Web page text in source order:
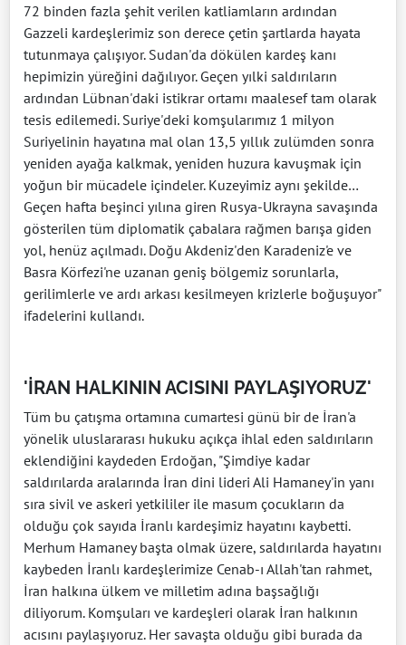
72 binden fazla şehit verilen katliamların ardından
Gazzeli kardeşlerimiz son derece çetin şartlarda hayata
tutunmaya çalışıyor. Sudan'da dökülen kardeş kanı
hepimizin yüreğini dağılıyor. Geçen yılki saldırıların
ardından Lübnan'daki istikrar ortamı maalesef tam olarak
tesis edilemedi. Suriye'deki komşularımız 1 milyon
Suriyelinin hayatına mal olan 13,5 yıllık zulümden sonra
yeniden ayağa kalkmak, yeniden huzura kavuşmak için
yoğun bir mücadele içindeler. Kuzeyimiz aynı şekilde…
Geçen hafta beşinci yılına giren Rusya-Ukrayna savaşında
gösterilen tüm diplomatik çabalara rağmen barışa giden
yol, henüz açılmadı. Doğu Akdeniz'den Karadeniz'e ve
Basra Körfezi'ne uzanan geniş bölgemiz sorunlarla,
gerilimlerle ve ardı arkası kesilmeyen krizlerle boğuşuyor"
ifadelerini kullandı.
'İRAN HALKININ ACISINI PAYLAŞIYORUZ'
Tüm bu çatışma ortamına cumartesi günü bir de İran'a
yönelik uluslararası hukuku açıkça ihlal eden saldırıların
eklendiğini kaydeden Erdoğan, "Şimdiye kadar
saldırılarda aralarında İran dini lideri Ali Hamaney'in yanı
sıra sivil ve askeri yetkililer ile masum çocukların da
olduğu çok sayıda İranlı kardeşimiz hayatını kaybetti.
Merhum Hamaney başta olmak üzere, saldırılarda hayatını
kaybeden İranlı kardeşlerimize Cenab-ı Allah'tan rahmet,
İran halkına ülkem ve milletim adına başsağlığı
diliyorum. Komşuları ve kardeşleri olarak İran halkının
acısını paylaşıyoruz. Her savaşta olduğu gibi burada da